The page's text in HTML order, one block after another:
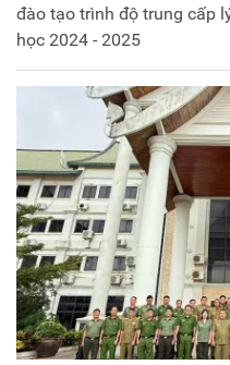
đào tạo trình độ trung cấp
học 2024 - 2025